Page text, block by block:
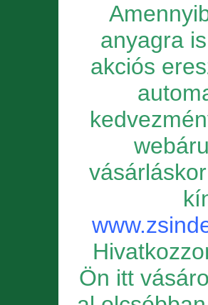
anyagra
akciós
Ön itt